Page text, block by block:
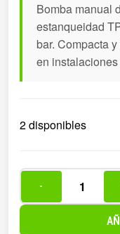
Bomba manual
estanqueidad
bar. Compacta
en
2 disponibles
COMPROBACIÓN
-